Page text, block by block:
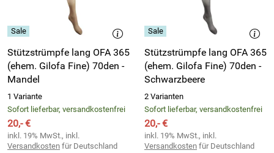
Stützstrümpfe lang OFA 365
(ehem. Gilofa Fine) 70den -
Mandel
1 Variante
Sofort lieferbar, versandkostenfrei
20,- €
inkl. 19% MwSt., inkl.
Versandkosten für Deutschland
Stützstrümpfe lang OFA 365
(ehem. Gilofa Fine) 70den -
Schwarzbeere
2 Varianten
Sofort lieferbar, versandkostenfrei
20,- €
inkl. 19% MwSt., inkl.
Versandkosten für Deutschland